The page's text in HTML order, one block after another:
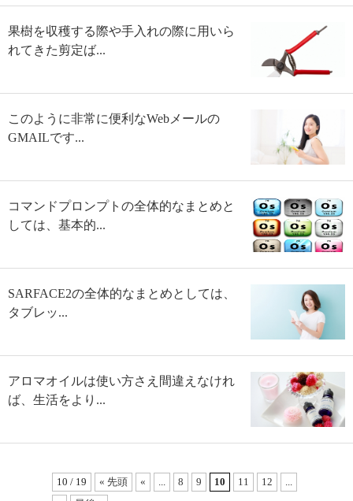
果樹を収穫する際や手入れの際に用いら
れてきた剪定ば...
このように非常に便利なWebメールの
GMAILです...
コマンドプロンプトの全体的なまとめと
しては、基本的...
SARFACE2の全体的なまとめとしては、
タブレッ...
アロマオイルは使い方さえ間違えなけれ
ば、生活をより...
10 / 19 « 先頭 « ... 8 9 10 11 12
...